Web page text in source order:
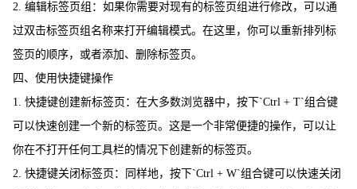
2. 编辑标签页组：如果你需要对现有的标签页组进行修改，可以通
过双击标签页组名称来打开编辑模式。在这里，你可以重新排列标
签页的顺序，或者添加、删除标签页。
四、使用快捷键操作
1. 快捷键创建新标签页：在大多数浏览器中，按下`Ctrl + T`组合键
可以快速创建一个新的标签页。这是一个非常便捷的操作，可以让
你在不打开任何工具栏的情况下创建新的标签页。
2. 快捷键关闭标签页：同样地，按下`Ctrl + W`组合键可以快速关闭